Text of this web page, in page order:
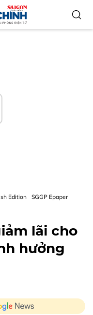
Edition SGGP Epaper
lãi cho
hưởng